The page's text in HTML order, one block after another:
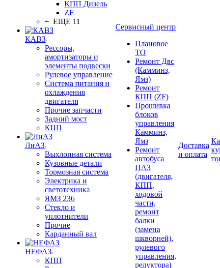
КПП Дизель
ZF
+ ЕЩЕ 11
КАВЗ
Рессоры,
амортизаторы и
элементы подвески
Рулевое управление
Система питания и
охлаждения
двигателя
Прочие запчасти
Задний мост
КПП
ЛиАЗ
Выхлопная система
Кузовные детали
Тормозная система
Электрика и
светотехника
ЯМЗ 236
Стекло и
уплотнители
Прочие
Карданный вал
НЕФАЗ
КПП
Сервисный центр
Плановое
ТО
Ремонт Двс
(Камминз,
Ямз)
Ремонт
КПП (ZF)
Прошивка
блоков
управления
Камминз,
Ямз
Ремонт
автобуса
ПАЗ
(двигателя,
КПП,
ходовой
части,
ремонт
балки
(замена
шкворней),
рулевого
управления,
редуктора)
Доставка
и оплата